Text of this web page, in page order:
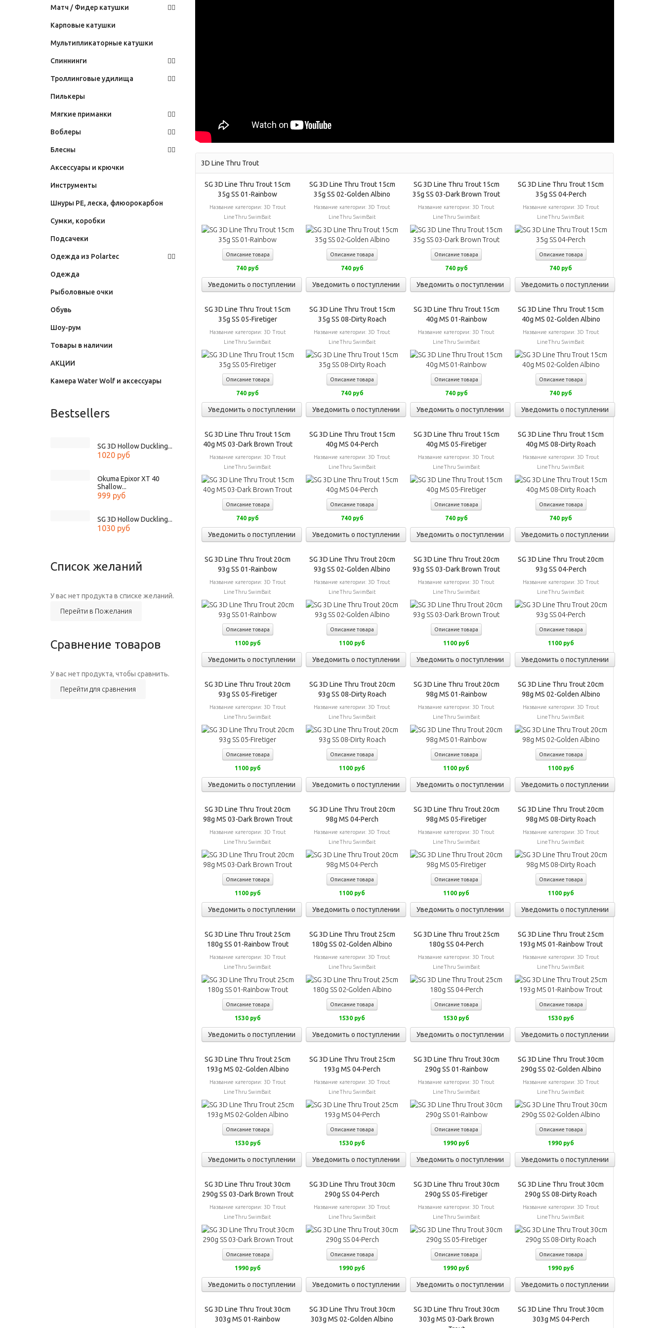
3D Line Thru Trout
SG 3D Line Thru Trout 15cm
35g SS 01-Rainbow
Название категории: 3D Trout
LineThru SwimBait
Описание товара
740 руб
Уведомить о поступлении
SG 3D Line Thru Trout 15cm
35g SS 02-Golden Albino
Название категории: 3D Trout
LineThru SwimBait
Описание товара
740 руб
Уведомить о поступлении
SG 3D Line Thru Trout 15cm
35g SS 03-Dark Brown Trout
Название категории: 3D Trout
LineThru SwimBait
Описание товара
740 руб
Уведомить о поступлении
SG 3D Line Thru Trout 15cm
35g SS 04-Perch
Название категории: 3D Trout
LineThru SwimBait
Описание товара
740 руб
Уведомить о поступлении
SG 3D Line Thru Trout 15cm
35g SS 05-Firetiger
Название категории: 3D Trout
LineThru SwimBait
Описание товара
740 руб
Уведомить о поступлении
SG 3D Line Thru Trout 15cm
35g SS 08-Dirty Roach
Название категории: 3D Trout
LineThru SwimBait
Описание товара
740 руб
Уведомить о поступлении
SG 3D Line Thru Trout 15cm
40g MS 01-Rainbow
Название категории: 3D Trout
LineThru SwimBait
Описание товара
740 руб
Уведомить о поступлении
SG 3D Line Thru Trout 15cm
40g MS 02-Golden Albino
Название категории: 3D Trout
LineThru SwimBait
Описание товара
740 руб
Уведомить о поступлении
SG 3D Line Thru Trout 15cm
40g MS 03-Dark Brown Trout
Название категории: 3D Trout
LineThru SwimBait
Описание товара
740 руб
Уведомить о поступлении
SG 3D Line Thru Trout 15cm
40g MS 04-Perch
Название категории: 3D Trout
LineThru SwimBait
Описание товара
740 руб
Уведомить о поступлении
SG 3D Line Thru Trout 15cm
40g MS 05-Firetiger
Название категории: 3D Trout
LineThru SwimBait
Описание товара
740 руб
Уведомить о поступлении
SG 3D Line Thru Trout 15cm
40g MS 08-Dirty Roach
Название категории: 3D Trout
LineThru SwimBait
Описание товара
740 руб
Уведомить о поступлении
SG 3D Line Thru Trout 20cm
93g SS 01-Rainbow
Название категории: 3D Trout
LineThru SwimBait
Описание товара
1100 руб
Уведомить о поступлении
SG 3D Line Thru Trout 20cm
93g SS 02-Golden Albino
Название категории: 3D Trout
LineThru SwimBait
Описание товара
1100 руб
Уведомить о поступлении
SG 3D Line Thru Trout 20cm
93g SS 03-Dark Brown Trout
Название категории: 3D Trout
LineThru SwimBait
Описание товара
1100 руб
Уведомить о поступлении
SG 3D Line Thru Trout 20cm
93g SS 04-Perch
Название категории: 3D Trout
LineThru SwimBait
Описание товара
1100 руб
Уведомить о поступлении
SG 3D Line Thru Trout 20cm
93g SS 05-Firetiger
Название категории: 3D Trout
LineThru SwimBait
Описание товара
1100 руб
Уведомить о поступлении
SG 3D Line Thru Trout 20cm
93g SS 08-Dirty Roach
Название категории: 3D Trout
LineThru SwimBait
Описание товара
1100 руб
Уведомить о поступлении
SG 3D Line Thru Trout 20cm
98g MS 01-Rainbow
Название категории: 3D Trout
LineThru SwimBait
Описание товара
1100 руб
Уведомить о поступлении
SG 3D Line Thru Trout 20cm
98g MS 02-Golden Albino
Название категории: 3D Trout
LineThru SwimBait
Описание товара
1100 руб
Уведомить о поступлении
SG 3D Line Thru Trout 20cm
98g MS 03-Dark Brown Trout
Название категории: 3D Trout
LineThru SwimBait
Описание товара
1100 руб
Уведомить о поступлении
SG 3D Line Thru Trout 20cm
98g MS 04-Perch
Название категории: 3D Trout
LineThru SwimBait
Описание товара
1100 руб
Уведомить о поступлении
SG 3D Line Thru Trout 20cm
98g MS 05-Firetiger
Название категории: 3D Trout
LineThru SwimBait
Описание товара
1100 руб
Уведомить о поступлении
SG 3D Line Thru Trout 20cm
98g MS 08-Dirty Roach
Название категории: 3D Trout
LineThru SwimBait
Описание товара
1100 руб
Уведомить о поступлении
SG 3D Line Thru Trout 25cm
180g SS 01-Rainbow Trout
Название категории: 3D Trout
LineThru SwimBait
Описание товара
1530 руб
Уведомить о поступлении
SG 3D Line Thru Trout 25cm
180g SS 02-Golden Albino
Название категории: 3D Trout
LineThru SwimBait
Описание товара
1530 руб
Уведомить о поступлении
SG 3D Line Thru Trout 25cm
180g SS 04-Perch
Название категории: 3D Trout
LineThru SwimBait
Описание товара
1530 руб
Уведомить о поступлении
SG 3D Line Thru Trout 25cm
193g MS 01-Rainbow Trout
Название категории: 3D Trout
LineThru SwimBait
Описание товара
1530 руб
Уведомить о поступлении
SG 3D Line Thru Trout 25cm
193g MS 02-Golden Albino
Название категории: 3D Trout
LineThru SwimBait
Описание товара
1530 руб
Уведомить о поступлении
SG 3D Line Thru Trout 25cm
193g MS 04-Perch
Название категории: 3D Trout
LineThru SwimBait
Описание товара
1530 руб
Уведомить о поступлении
SG 3D Line Thru Trout 30cm
290g SS 01-Rainbow
Название категории: 3D Trout
LineThru SwimBait
Описание товара
1990 руб
Уведомить о поступлении
SG 3D Line Thru Trout 30cm
290g SS 02-Golden Albino
Название категории: 3D Trout
LineThru SwimBait
Описание товара
1990 руб
Уведомить о поступлении
SG 3D Line Thru Trout 30cm
290g SS 03-Dark Brown Trout
Название категории: 3D Trout
LineThru SwimBait
Описание товара
1990 руб
Уведомить о поступлении
SG 3D Line Thru Trout 30cm
290g SS 04-Perch
Название категории: 3D Trout
LineThru SwimBait
Описание товара
1990 руб
Уведомить о поступлении
SG 3D Line Thru Trout 30cm
290g SS 05-Firetiger
Название категории: 3D Trout
LineThru SwimBait
Описание товара
1990 руб
Уведомить о поступлении
SG 3D Line Thru Trout 30cm
290g SS 08-Dirty Roach
Название категории: 3D Trout
LineThru SwimBait
Описание товара
1990 руб
Уведомить о поступлении
SG 3D Line Thru Trout 30cm
303g MS 01-Rainbow
SG 3D Line Thru Trout 30cm
303g MS 02-Golden Albino
SG 3D Line Thru Trout 30cm
303g MS 03-Dark Brown
SG 3D Line Thru Trout 30cm
303g MS 04-Perch
Матч / Фидер катушки
Карповые катушки
Мультипликаторные катушки
Спиннинги
Троллинговые удилища
Пилькеры
Мягкие приманки
Воблеры
Блесны
Аксессуары и крючки
Инструменты
Шнуры PE, леска, флюорокарбон
Сумки, коробки
Подсачеки
Одежда из Polartec
Одежда
Рыболовные очки
Обувь
Шоу-рум
Товары в наличии
АКЦИИ
Камера Water Wolf и аксессуары
Bestsellers
SG 3D Hollow Duckling...
1020 руб
Okuma Epixor XT 40
Shallow...
999 руб
SG 3D Hollow Duckling...
1030 руб
Список желаний
У вас нет продукта в списке желаний.
Перейти в Пожелания
Сравнение товаров
У вас нет продукта, чтобы сравнить.
Перейти для сравнения